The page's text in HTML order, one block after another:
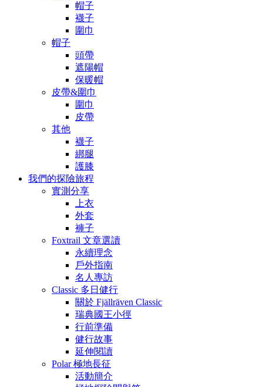
帽子
襪子
圍巾
帽子
頭帶
遮陽帽
保暖帽
皮帶&圍巾
圍巾
皮帶
其他
襪子
綁腿
護膝
我們的探險旅程
實測分享
上衣
外套
褲子
Foxtrail 文章選讀
永續理念
戶外指南
名人專訪
Classic 多日健行
關於 Fjällräven Classic
瑞典國王小徑
行前準備
健行故事
延伸閱讀
Polar 極地長征
活動簡介